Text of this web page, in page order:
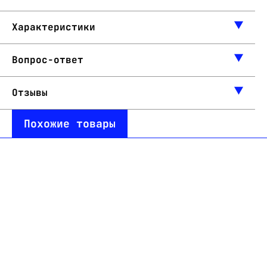
Характеристики
Вопрос-ответ
Отзывы
Похожие товары